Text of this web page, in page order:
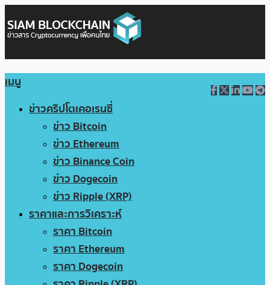
เมนู
ข่าวคริปโตเคอเรนซี่
ข่าว Bitcoin
ข่าว Ethereum
ข่าว Binance Coin
ข่าว Dogecoin
ข่าว Ripple (XRP)
ราคาและการวิเคราะห์
ราคา Bitcoin
ราคา Ethereum
ราคา Dogecoin